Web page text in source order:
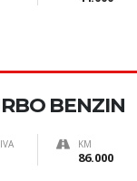
BENZIN
KM
86.000